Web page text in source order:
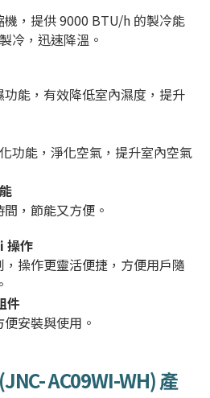
機，提供 9000 BTU/h 的製冷能
冷，迅速降溫。
功能，有效降低室內濕度，提升
功能，淨化空氣，提升室內空氣
，節能又方便。
操作
，操作更靈活便捷，方便用戶隨
。
件
安裝與使用。
AC09WI-WH) 產